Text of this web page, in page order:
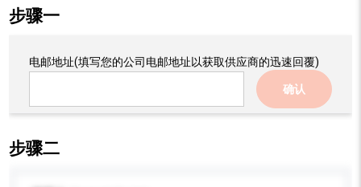
步骤一
电邮地址(填写您的公司电邮地址以获取供应商的迅速回覆)
确认
步骤二